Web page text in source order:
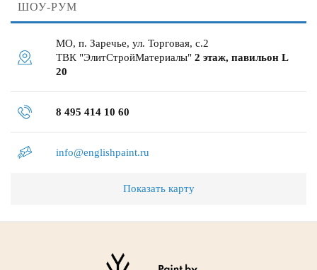
ШОУ-РУМ
МО, п. Заречье, ул. Торговая, с.2
ТВК "ЭлитСтройМатериалы" 2 этаж, павильон L
20
8 495 414 10 60
info@englishpaint.ru
Показать карту